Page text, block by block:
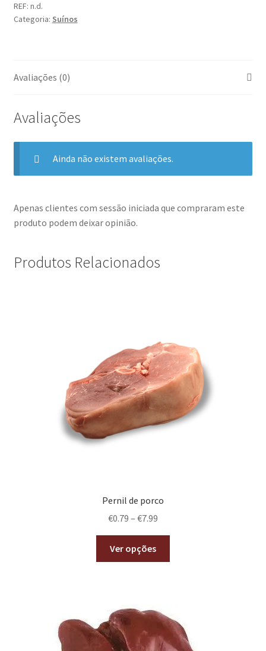
REF: n.d.
Categoria: Suínos
Avaliações (0)
Avaliações
Ainda não existem avaliações.
Apenas clientes com sessão iniciada que compraram este
produto podem deixar opinião.
Produtos Relacionados
Pernil de porco
€0.79 – €7.99
Ver opções